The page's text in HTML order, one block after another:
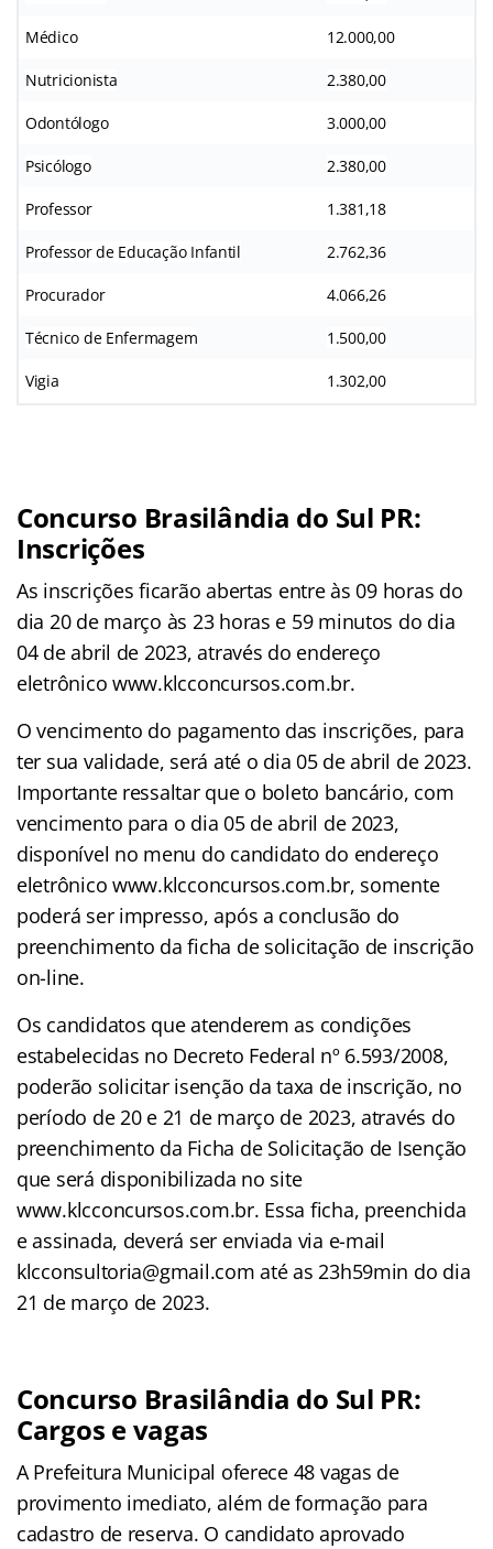
Médico 12.000,00
Nutricionista 2.380,00
Odontólogo 3.000,00
Psicólogo 2.380,00
Professor 1.381,18
Professor de Educação Infantil 2.762,36
Procurador 4.066,26
Técnico de Enfermagem 1.500,00
Vigia 1.302,00
Concurso Brasilândia do Sul PR:
Inscrições
As inscrições ficarão abertas entre às 09 horas do
dia 20 de março às 23 horas e 59 minutos do dia
04 de abril de 2023, através do endereço
eletrônico www.klcconcursos.com.br.
O vencimento do pagamento das inscrições, para
ter sua validade, será até o dia 05 de abril de 2023.
Importante ressaltar que o boleto bancário, com
vencimento para o dia 05 de abril de 2023,
disponível no menu do candidato do endereço
eletrônico www.klcconcursos.com.br, somente
poderá ser impresso, após a conclusão do
preenchimento da ficha de solicitação de inscrição
on-line.
Os candidatos que atenderem as condições
estabelecidas no Decreto Federal nº 6.593/2008,
poderão solicitar isenção da taxa de inscrição, no
período de 20 e 21 de março de 2023, através do
preenchimento da Ficha de Solicitação de Isenção
que será disponibilizada no site
www.klcconcursos.com.br. Essa ficha, preenchida
e assinada, deverá ser enviada via e-mail
klcconsultoria@gmail.com até as 23h59min do dia
21 de março de 2023.
Concurso Brasilândia do Sul PR:
Cargos e vagas
A Prefeitura Municipal oferece 48 vagas de
provimento imediato, além de formação para
cadastro de reserva. O candidato aprovado